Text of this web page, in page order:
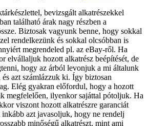
bevizsgált alkatrészekkel
található árak nagy részben a
Biztosak vagyunk benne, hogy sokkal
rendelkezünk és sokkal olcsóbban is
megrendeled pl. az eBay-ről. Ha
elvállaljuk hozott alkatrész beépítését, de
hogy az árból levonjuk a mi általunk
és azt számlázzuk ki. Így biztosan
Elég gyakran előfordul, hogy a hozott
megfelelően, ilyenkor sajáttal pótoljuk. Ha
viszont hozott alkatrészre garanciát
azt javasoljuk, hogy ne rendelj
minőségű alkatrészt, mint ami